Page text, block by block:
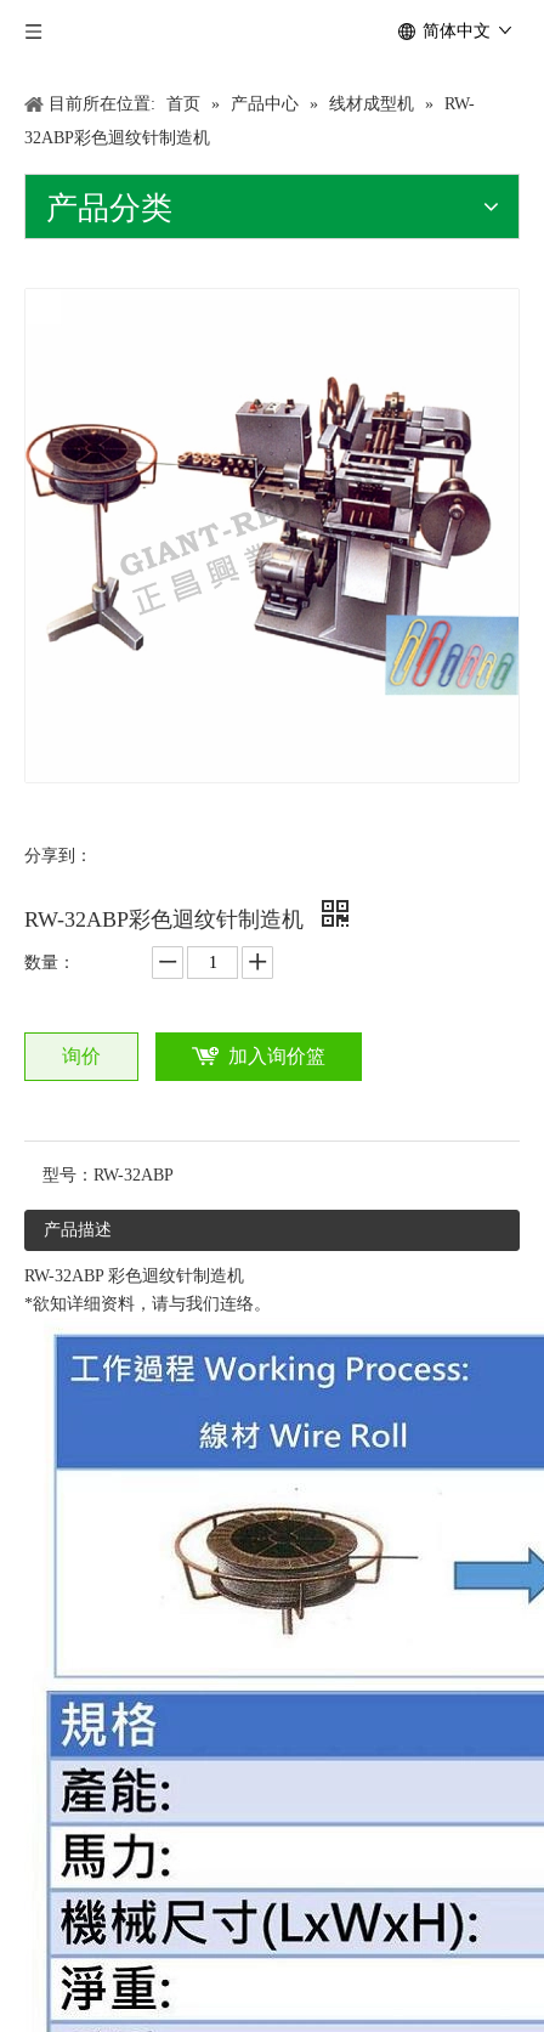
简体中文
目前所在位置: 首页 » 产品中心 » 线材成型机 » RW-
32ABP彩色迴纹针制造机
产品分类
分享到：
RW-32ABP彩色迴纹针制造机
数量：
询价 加入询价篮
型号： RW-32ABP
产品描述
RW-32ABP 彩色迴纹针制造机
*欲知详细资料，请与我们连络。